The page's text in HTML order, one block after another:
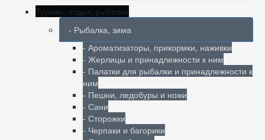
Туризм, отдых, рыбалка
- Рыбалка, зима
- Ароматизаторы, прикормки, наживки
- Жерлицы и принадлежности к ним
- Палатки для рыбалки и принадлежности к
ним
- Пешни, ледобуры и ножи
- Сани
- Сторожки
- Черпаки и багорики